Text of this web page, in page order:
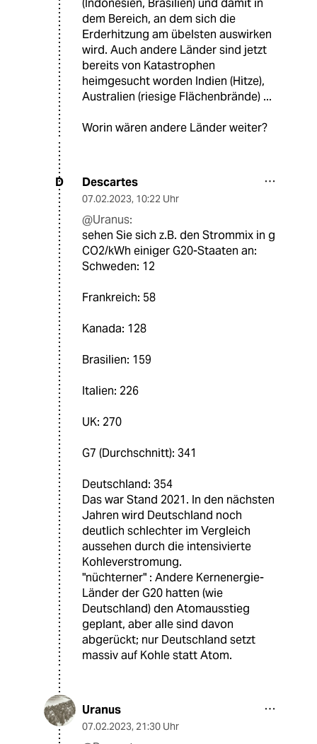
(Indonesien, Brasilien) und damit in
dem Bereich, an dem sich die
Erderhitzung am übelsten auswirken
wird. Auch andere Länder sind jetzt
bereits von Katastrophen
heimgesucht worden Indien (Hitze),
Australien (riesige Flächenbrände) ...
Worin wären andere Länder weiter?
D Descartes
07.02.2023, 10:22 Uhr
@Uranus:
sehen Sie sich z.B. den Strommix in g
CO2/kWh einiger G20-Staaten an:
Schweden: 12
Frankreich: 58
Kanada: 128
Brasilien: 159
Italien: 226
UK: 270
G7 (Durchschnitt): 341
Deutschland: 354
Das war Stand 2021. In den nächsten
Jahren wird Deutschland noch
deutlich schlechter im Vergleich
aussehen durch die intensivierte
Kohleverstromung.
"nüchterner" : Andere Kernenergie-
Länder der G20 hatten (wie
Deutschland) den Atomausstieg
geplant, aber alle sind davon
abgerückt; nur Deutschland setzt
massiv auf Kohle statt Atom.
Uranus
07.02.2023, 21:30 Uhr